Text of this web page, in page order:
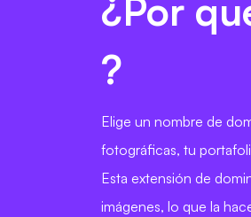
¿Por
?
Elige un nombre de
fotográficas, tu
Esta extensión de
imágenes, lo que la